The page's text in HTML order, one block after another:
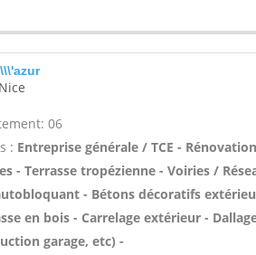
06
: Entreprise générale / TCE -
- Terrasse tropézienne - Voiries /
- Bétons décoratifs
en bois - Carrelage extérieur -
garage, etc) -